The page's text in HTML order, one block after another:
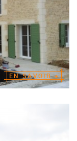
EN SAVOIR +